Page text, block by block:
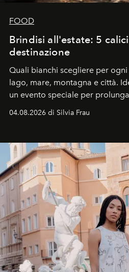
FOOD
Brindisi all'estate: 5
destinazione
Quali bianchi scegliere per
lago, mare, montagna e città.
un evento speciale per
04.08.2026 di Silvia Frau